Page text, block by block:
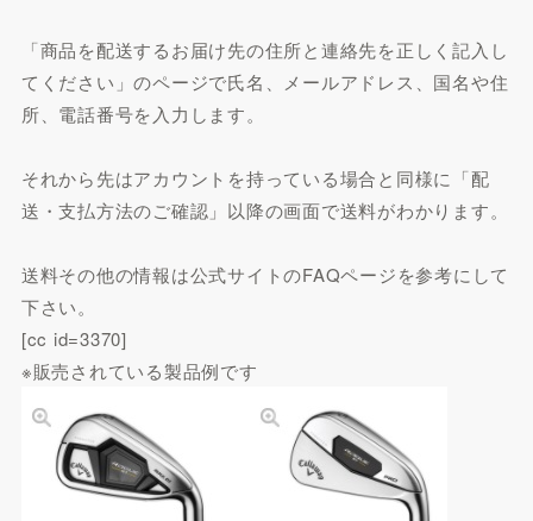
「商品を配送するお届け先の住所と連絡先を正しく記入し
てください」のページで氏名、メールアドレス、国名や住
所、電話番号を入力します。
それから先はアカウントを持っている場合と同様に「配
送・支払方法のご確認」以降の画面で送料がわかります。
送料その他の情報は公式サイトのFAQページを参考にして
下さい。
[cc id=3370]
※販売されている製品例です